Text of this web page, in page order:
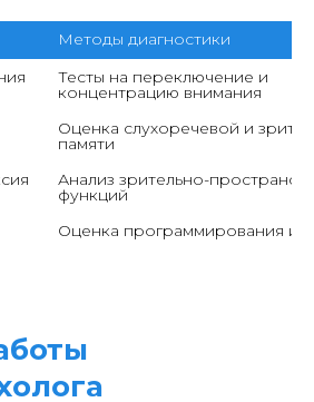
Методы диагностики
Тесты на переключение и
концентрацию внимания
Оценка слухоречевой и
памяти
Анализ зрительно-
функций
Оценка программирования и